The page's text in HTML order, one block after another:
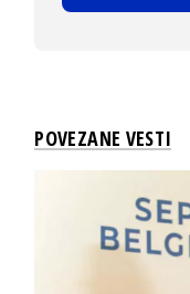
POVEZANE VESTI